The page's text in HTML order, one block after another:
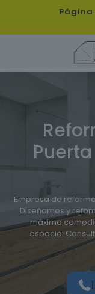
Empresa de
Diseñamos y
máxima
espacio.